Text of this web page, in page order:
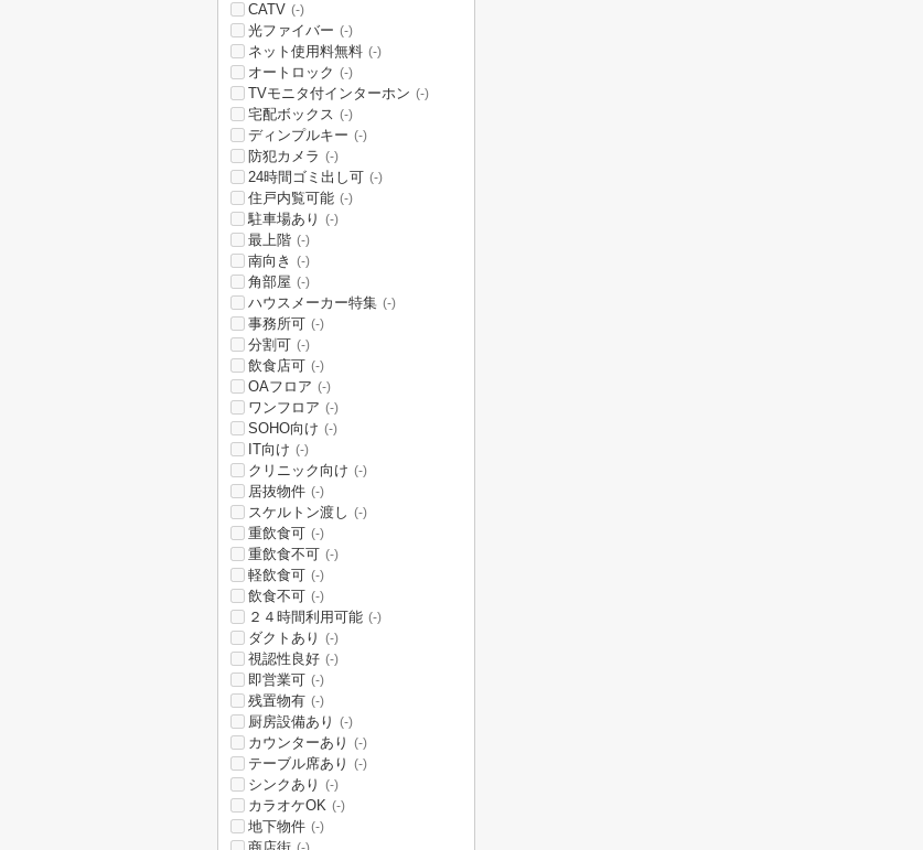
CATV (-)
光ファイバー (-)
ネット使用料無料 (-)
オートロック (-)
TVモニタ付インターホン (-)
宅配ボックス (-)
ディンプルキー (-)
防犯カメラ (-)
24時間ゴミ出し可 (-)
住戸内覧可能 (-)
駐車場あり (-)
最上階 (-)
南向き (-)
角部屋 (-)
ハウスメーカー特集 (-)
事務所可 (-)
分割可 (-)
飲食店可 (-)
OAフロア (-)
ワンフロア (-)
SOHO向け (-)
IT向け (-)
クリニック向け (-)
居抜物件 (-)
スケルトン渡し (-)
重飲食可 (-)
重飲食不可 (-)
軽飲食可 (-)
飲食不可 (-)
２４時間利用可能 (-)
ダクトあり (-)
視認性良好 (-)
即営業可 (-)
残置物有 (-)
厨房設備あり (-)
カウンターあり (-)
テーブル席あり (-)
シンクあり (-)
カラオケOK (-)
地下物件 (-)